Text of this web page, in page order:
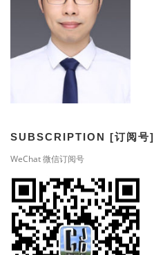
SUBSCRIPTION [订阅号]
WeChat 微信订阅号